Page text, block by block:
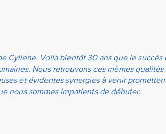
Cyllene. Voilà bientôt 30 ans que le succès
Nous retrouvons ces mêmes
et évidentes synergies à venir
nous sommes impatients de débuter.